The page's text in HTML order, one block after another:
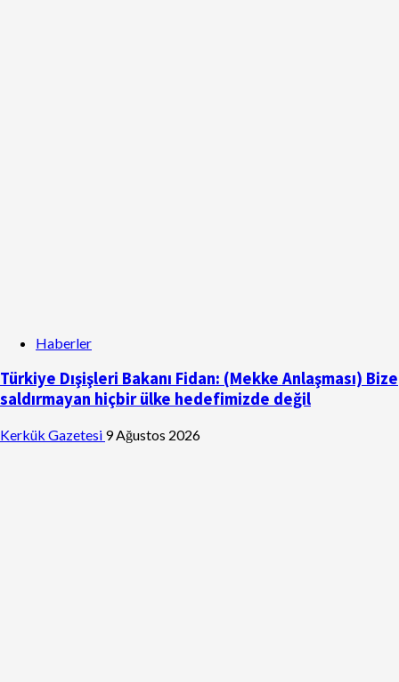
Haberler
Türkiye Dışişleri Bakanı Fidan: (Mekke Anlaşması) Bize
saldırmayan hiçbir ülke hedefimizde değil
Kerkük Gazetesi 9 Ağustos 2026